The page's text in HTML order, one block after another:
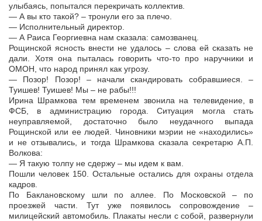
улыбаясь, попытался перекричать коллектив.
— А вы кто такой? – тронули его за плечо.
— Исполнительный директор.
— А Раиса Георгиевна нам сказала: самозванец.
Рощинской ясность внести не удалось – слова ей сказать не
дали. Хотя она пыталась говорить что-то про наручники и
ОМОН, что народ принял как угрозу.
— Позор! Позор! – начали скандировать собравшиеся. –
Туишев! Туишев! Мы – не рабы!!!
Ирина Шрамкова тем временем звонила на телевидение, в
ФСБ, в администрацию города. Ситуация могла стать
неуправляемой, достаточно было неудачного выпада
Рощинской или ее людей. Чиновники мэрии не «находились»
и не отзывались, и тогда Шрамкова сказала секретарю А.П.
Волкова:
— Я такую толпу не сдержу – мы идем к вам.
Пошли человек 150. Остальные остались для охраны отдела
кадров.
По Баклановскому шли по аллее. По Московской – по
проезжей части. Тут уже появилось сопровождение –
милицейский автомобиль. Плакаты несли с собой, развернули